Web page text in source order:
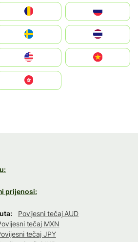
prijenosi:
Povijesni tečaj AUD
tečaj MXN
tečaj JPY